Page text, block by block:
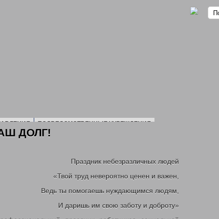
ПОДВЕДОМСТВЕННЫЕ УЧРЕЖДЕНИЯ
ПЛАН ПРОВЕДЕНИЯ ПРОВЕРКИ ПОДВЕДОМСТВЕННЫХ
ПОЛИТИКА ОБРАБОТКИ И ЗАЩИТЫ ПЕРСОНАЛЬНЫХ ДАННЫХ
ЮРИДИЧЕСКОЕ БЮРО КУЗБАССА
ЕЖЕМЕСЯЧНАЯ ВЫПЛАТА СЕМЬЯМ В СВЯЗИ С РОЖДЕНИЕМ
ДОЛГ!
Праздник небезразличных людей
«Твой труд невероятно ценен и важен,
Ведь ты помогаешь нуждающимся людям,
И даришь им свою заботу и доброту»